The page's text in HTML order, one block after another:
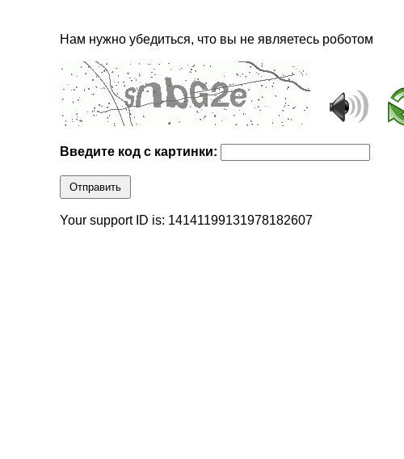
Нам нужно убедиться, что вы не являетесь роботом
Введите код с картинки:
Отправить
Your support ID is: 14141199131978182607